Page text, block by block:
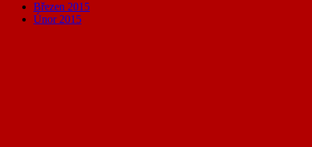
Březen 2015
Únor 2015